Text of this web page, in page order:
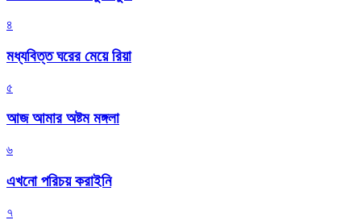
৪
মধ্যবিত্ত ঘরের মেয়ে রিয়া
৫
আজ আমার অষ্টম মঙ্গলা
৬
এখনো পরিচয় করাইনি
৭